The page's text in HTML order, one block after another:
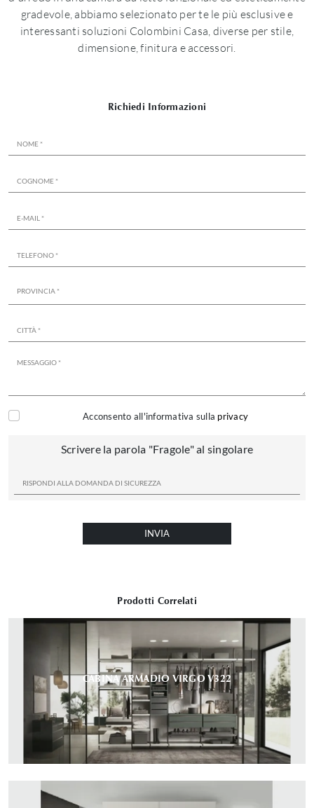
gradevole, abbiamo selezionato per te le più esclusive e
interessanti soluzioni Colombini Casa, diverse per stile,
dimensione, finitura e accessori.
Prodotti Correlati
CABINA ARMADIO VIRGO V322
Richiedi Informazioni
Acconsento all'informativa sulla privacy
Scrivere la parola "Fragole" al singolare
INVIA